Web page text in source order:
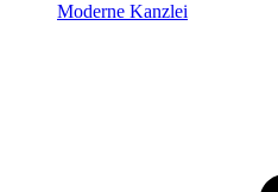
Moderne Kanzlei